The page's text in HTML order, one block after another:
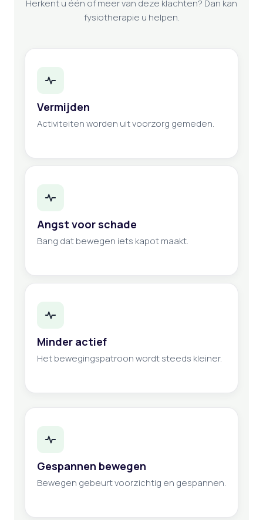
Herkent u één of meer van deze klachten? Dan kan
fysiotherapie u helpen.
Vermijden
Activiteiten worden uit voorzorg gemeden.
Angst voor schade
Bang dat bewegen iets kapot maakt.
Minder actief
Het bewegingspatroon wordt steeds kleiner.
Gespannen bewegen
Bewegen gebeurt voorzichtig en gespannen.